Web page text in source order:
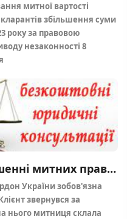
митної вартості
збільшення суми
року за правовою
незаконності 8
Захист особи при порушенні митних правил (470 МК)
України зобов'язна
звернувся за
нього митниця склала